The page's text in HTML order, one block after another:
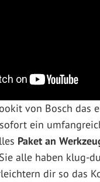
von Bosch das
ein
Paket an
alle haben klug-
dir so das